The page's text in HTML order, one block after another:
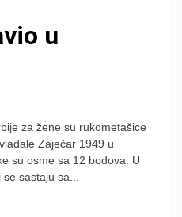
u
za žene su rukometašice
Zaječar 1949 u
su osme sa 12 bodova. U
sastaju sa...